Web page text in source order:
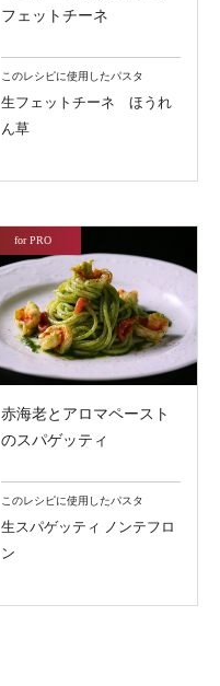
フェットチーネ
このレシピに使用したパスタ
生フェットチーネ ほうれ
ん草
for PRO
赤海老とアロマペースト
のスパゲッティ
このレシピに使用したパスタ
生スパゲッティ ノンテフロ
ン